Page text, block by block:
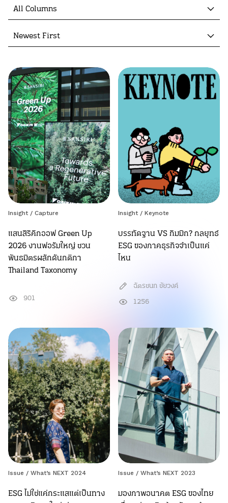
All Columns
Newest First
Insight / Capture
แสนสิริคิกออฟ Green Up
2026 งานฟอรัมใหญ่ ชวน
พันธมิตรผลักดันกติกา
Thailand Taxonomy
901
Insight / Keynote
บรรทัดฐาน VS กิมมิก? กลยุทธ์
ESG ของภาคธุรกิจจำเป็นแค่
ไหน
ฉัตรชนก ชัยวงค์
1256
Issue / What’s NEXT 2024
ESG ไม่ใช่แค่กระแสแต่เป็นทาง
Issue / What’s NEXT 2023
มองภาพอนาคต ESG ของไทย